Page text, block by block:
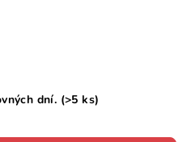
dní. (>5 ks)